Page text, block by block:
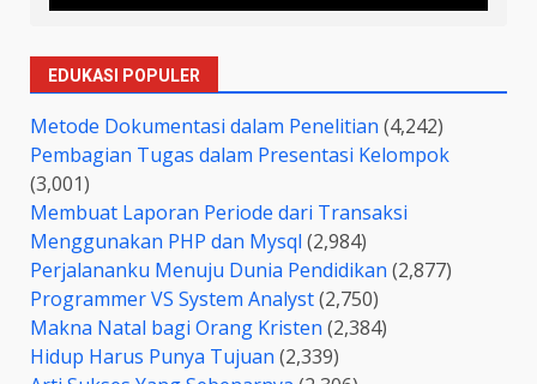
EDUKASI POPULER
Metode Dokumentasi dalam Penelitian (4,242)
Pembagian Tugas dalam Presentasi Kelompok
(3,001)
Membuat Laporan Periode dari Transaksi
Menggunakan PHP dan Mysql (2,984)
Perjalananku Menuju Dunia Pendidikan (2,877)
Programmer VS System Analyst(2,750)
Makna Natal bagi Orang Kristen (2,384)
Hidup Harus Punya Tujuan (2,339)